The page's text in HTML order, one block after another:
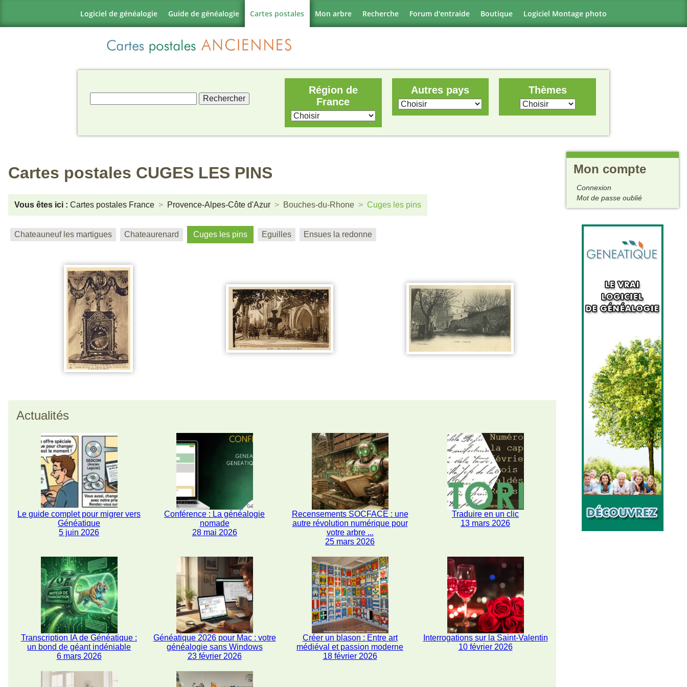
Logiciel de généalogie Guide de généalogie Cartes postales Mon arbre Recherche Forum d'entraide Boutique Logiciel Montage photo
Région de
France
Autres pays Thèmes
Cartes postales CUGES LES PINS
Vous êtes ici : Cartes postales France Provence-Alpes-Côte d'Azur Bouches-du-Rhone Cuges les pins
Chateauneuf les martigues Chateaurenard Cuges les pins Eguilles Ensues la redonne
Actualités
Le guide complet pour migrer vers
Généatique
5 juin 2026
Conférence : La généalogie
nomade
28 mai 2026
Recensements SOCFACE : une
autre révolution numérique pour
votre arbre ...
25 mars 2026
Traduire en un clic
13 mars 2026
Transcription IA de Généatique :
un bond de géant indéniable
6 mars 2026
Généatique 2026 pour Mac : votre
généalogie sans Windows
23 février 2026
Créer un blason : Entre art
médiéval et passion moderne
18 février 2026
Interrogations sur la Saint-Valentin
10 février 2026
Mon compte
Connexion
Mot de passe oublié